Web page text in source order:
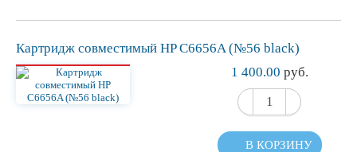
Картридж совместимый HP C6656A (№56 black)
1 400.00 руб.
В КОРЗИНУ